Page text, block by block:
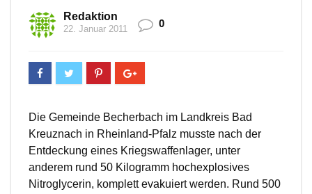
Redaktion
22. Januar 2011 0
Die Gemeinde Becherbach im Landkreis Bad
Kreuznach in Rheinland-Pfalz musste nach der
Entdeckung eines Kriegswaffenlager, unter
anderem rund 50 Kilogramm hochexplosives
Nitroglycerin, komplett evakuiert werden. Rund 500